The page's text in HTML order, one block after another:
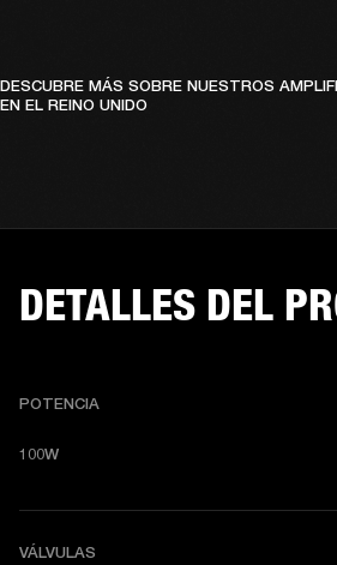
DESCUBRE MÁS SOBRE NUESTROS
EN EL REINO UNIDO
DETALLES DEL
POTENCIA
100W
VÁLVULAS